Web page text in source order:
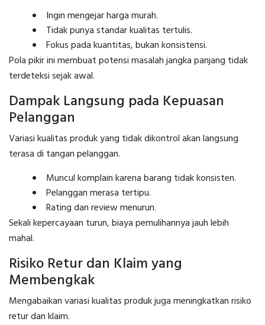
Ingin mengejar harga murah.
Tidak punya standar kualitas tertulis.
Fokus pada kuantitas, bukan konsistensi.
Pola pikir ini membuat potensi masalah jangka panjang tidak
terdeteksi sejak awal.
Dampak Langsung pada Kepuasan
Pelanggan
Variasi kualitas produk yang tidak dikontrol akan langsung
terasa di tangan pelanggan.
Muncul komplain karena barang tidak konsisten.
Pelanggan merasa tertipu.
Rating dan review menurun.
Sekali kepercayaan turun, biaya pemulihannya jauh lebih
mahal.
Risiko Retur dan Klaim yang
Membengkak
Mengabaikan variasi kualitas produk juga meningkatkan risiko
retur dan klaim.